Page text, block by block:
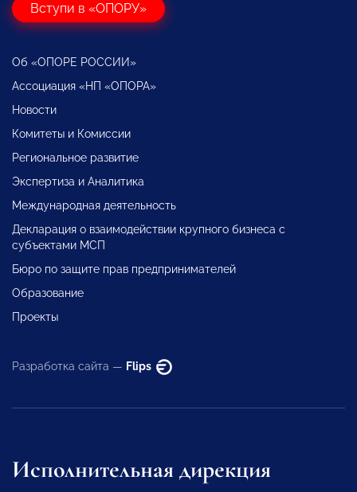
Вступи в «ОПОРУ»
Об «ОПОРЕ РОССИИ»
Ассоциация «НП «ОПОРА»
Новости
Комитеты и Комиссии
Региональное развитие
Экспертиза и Аналитика
Международная деятельность
Декларация о взаимодействии крупного бизнеса с
субъектами МСП
Бюро по защите прав предпринимателей
Образование
Проекты
Разработка сайта — Flips
Исполнительная дирекция